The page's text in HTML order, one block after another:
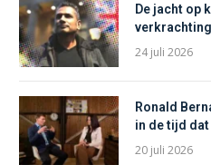
De jacht op
24 juli 2026
Ronald
in de tijd dat
20 juli 2026